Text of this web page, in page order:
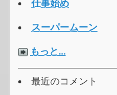
仕事始め
スーパームーン
もっと...
最近のコメント